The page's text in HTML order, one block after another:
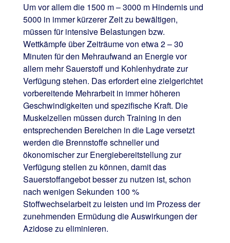
Um vor allem die 1500 m – 3000 m Hindernis und
5000 in immer kürzerer Zeit zu bewältigen,
müssen für intensive Belastungen bzw.
Wettkämpfe über Zeiträume von etwa 2 – 30
Minuten für den Mehraufwand an Energie vor
allem mehr Sauerstoff und Kohlenhydrate zur
Verfügung stehen. Das erfordert eine zielgerichtet
vorbereitende Mehrarbeit in immer höheren
Geschwindigkeiten und spezifische Kraft. Die
Muskelzellen müssen durch Training in den
entsprechenden Bereichen in die Lage versetzt
werden die Brennstoffe schneller und
ökonomischer zur Energiebereitstellung zur
Verfügung stellen zu können, damit das
Sauerstoffangebot besser zu nutzen ist, schon
nach wenigen Sekunden 100 %
Stoffwechselarbeit zu leisten und im Prozess der
zunehmenden Ermüdung die Auswirkungen der
Azidose zu eliminieren.